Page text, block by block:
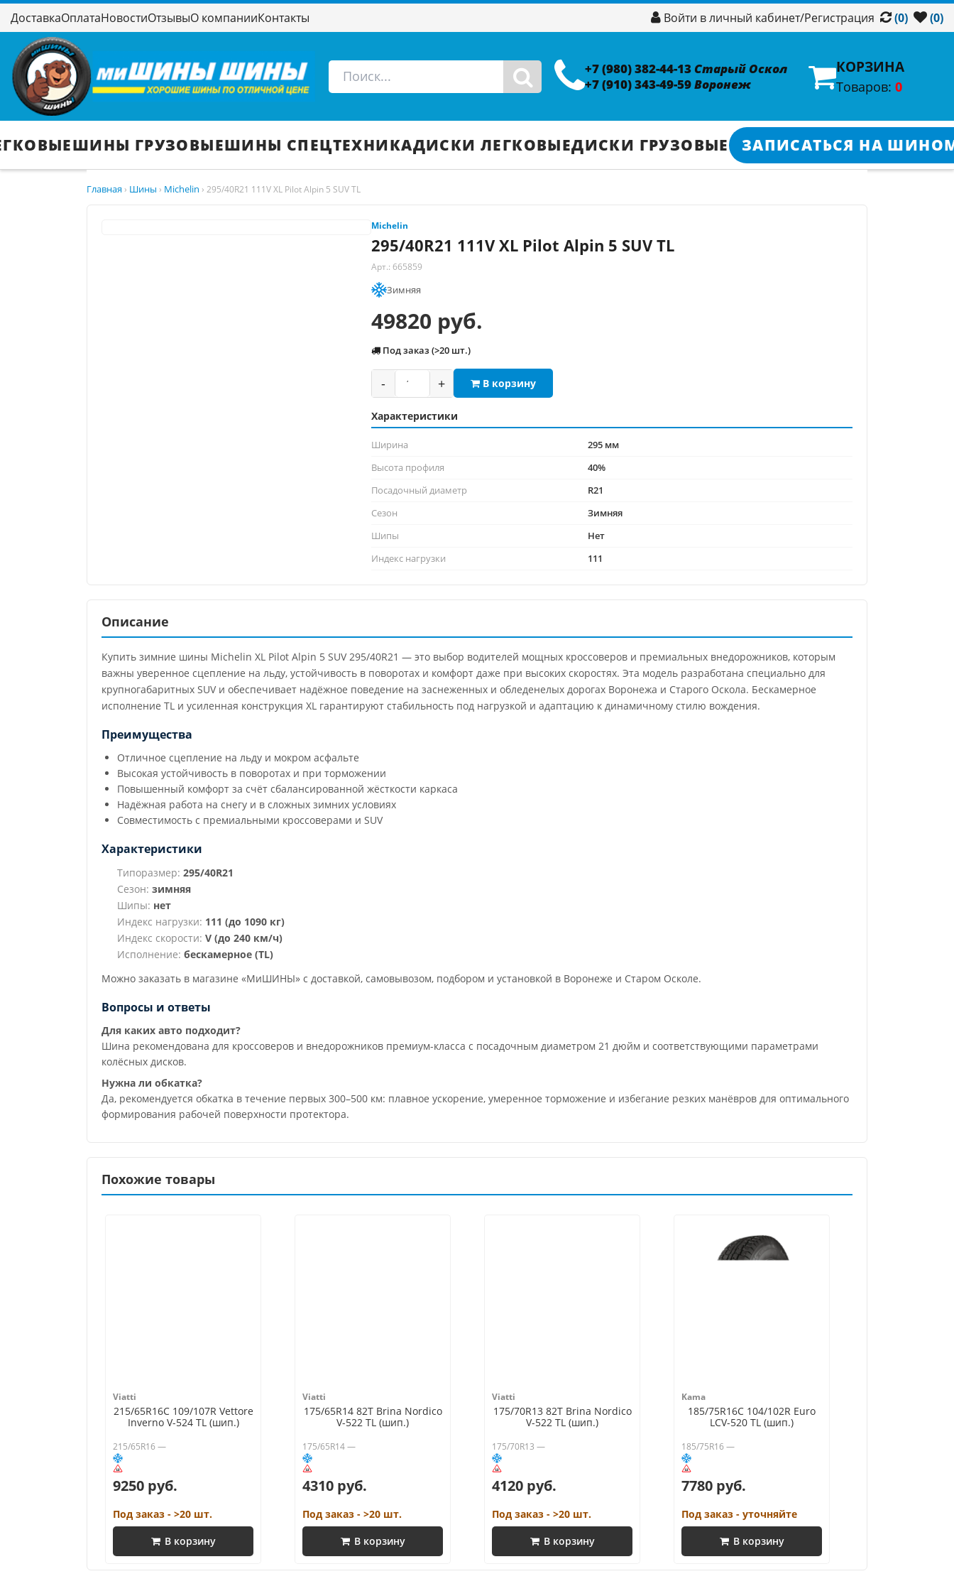
ДоставкаОплатаНовостиОтзывыО компанииКонтакты Войти в личный кабинет/Регистрация (0) (0)
+7 (980) 382-44-13 Старый Оскол
+7 (910) 343-49-59Воронеж
КОРЗИНА
Товаров: 0
ШИНЫ ГРУЗОВЫЕШИНЫ СПЕЦТЕХНИКАДИСКИ ЛЕГКОВЫЕДИСКИ ГРУЗОВЫЕ ЗАПИСАТЬСЯ НА
Главная › Шины › Michelin › 295/40R21 111V XL Pilot Alpin 5 SUV TL
Michelin
295/40R21 111V XL Pilot Alpin 5 SUV TL
Арт.: 665859
Зимняя
49820 руб.
Под заказ (>20 шт.)
- + В корзину
Характеристики
Ширина
295 мм
Высота профиля
40%
Посадочный диаметр
R21
Сезон
Зимняя
Шипы
Нет
Индекс нагрузки
111
Описание
Купить зимние шины Michelin XL Pilot Alpin 5 SUV 295/40R21 — это выбор водителей мощных кроссоверов и премиальных внедорожников, которым
важны уверенное сцепление на льду, устойчивость в поворотах и комфорт даже при высоких скоростях. Эта модель разработана специально для
крупногабаритных SUV и обеспечивает надёжное поведение на заснеженных и обледенелых дорогах Воронежа и Старого Оскола. Бескамерное
исполнение TL и усиленная конструкция XL гарантируют стабильность под нагрузкой и адаптацию к динамичному стилю вождения.
Преимущества
Отличное сцепление на льду и мокром асфальте
Высокая устойчивость в поворотах и при торможении
Повышенный комфорт за счёт сбалансированной жёсткости каркаса
Надёжная работа на снегу и в сложных зимних условиях
Совместимость с премиальными кроссоверами и SUV
Характеристики
Типоразмер: 295/40R21
Сезон: зимняя
Шипы: нет
Индекс нагрузки: 111 (до 1090 кг)
Индекс скорости: V (до 240 км/ч)
Исполнение: бескамерное (TL)
Можно заказать в магазине «МиШИНЫ» с доставкой, самовывозом, подбором и установкой в Воронеже и Старом Осколе.
Вопросы и ответы
Для каких авто подходит?
Шина рекомендована для кроссоверов и внедорожников премиум-класса с посадочным диаметром 21 дюйм и соответствующими параметрами
колёсных дисков.
Нужна ли обкатка?
Да, рекомендуется обкатка в течение первых 300–500 км: плавное ускорение, умеренное торможение и избегание резких манёвров для оптимального
формирования рабочей поверхности протектора.
Похожие товары
Viatti
215/65R16C 109/107R Vettore
Inverno V-524 TL (шип.)
215/65R16 —
9250 руб.
Под заказ - >20 шт.
В корзину
Viatti
175/65R14 82T Brina Nordico
V-522 TL (шип.)
175/65R14 —
4310 руб.
Под заказ - >20 шт.
В корзину
Viatti
175/70R13 82T Brina Nordico
V-522 TL (шип.)
175/70R13 —
4120 руб.
Под заказ - >20 шт.
В корзину
Kama
185/75R16C 104/102R Euro
LCV-520 TL (шип.)
185/75R16 —
7780 руб.
Под заказ - уточняйте
В корзину